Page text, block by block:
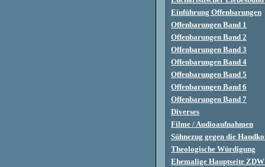
Einführung Offenbarungen
Offenbarungen Band 1
Offenbarungen Band 2
Offenbarungen Band 3
Offenbarungen Band 4
Offenbarungen Band 5
Offenbarungen Band 6
Offenbarungen Band 7
Diverses
Filme / Audioaufnahmen
Sühnezug gegen die
Theologische Würdigung
Ehemalige Hauptseite